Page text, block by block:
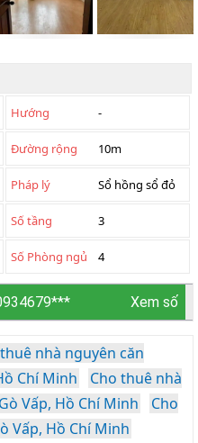
Hướng -
Đường rộng 10m
Pháp lý Sổ hồng sổ đỏ
Số tầng 3
Số Phòng ngủ 4
Xem số
nhà nguyên căn
Chí Minh
Cho thuê nhà
Vấp, Hồ Chí Minh
Cho
Vấp, Hồ Chí Minh